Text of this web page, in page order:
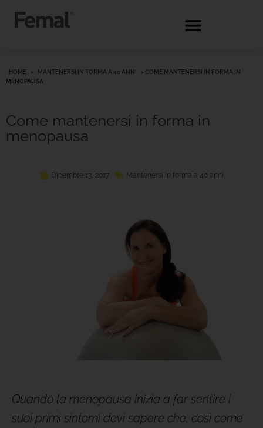
HOME > MANTENERSI IN FORMA A 40 ANNI >COME MANTENERSI IN FORMA IN
MENOPAUSA
Come mantenersi in forma in
menopausa
Dicembre 13, 2017 Mantenersi in forma a 40 anni
Quando la menopausa inizia a far sentire i
suoi primi sintomi devi sapere che, così come